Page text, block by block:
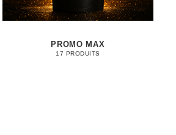
PROMO MAX
17 PRODUITS